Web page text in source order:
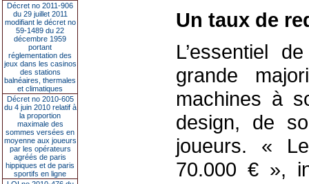
Décret no 2011-906
du 29 juillet 2011
modifiant le décret no
59-1489 du 22
décembre 1959
portant
réglementation des
jeux dans les casinos
des stations
balnéaires, thermales
et climatiques
Décret no 2010-605
du 4 juin 2010 relatif à
la proportion
maximale des
sommes versées en
moyenne aux joueurs
par les opérateurs
agréés de paris
hippiques et de paris
sportifs en ligne
Un taux de
L’essentiel
grande
machines à
design, de
joueurs. «
70.000 € »,